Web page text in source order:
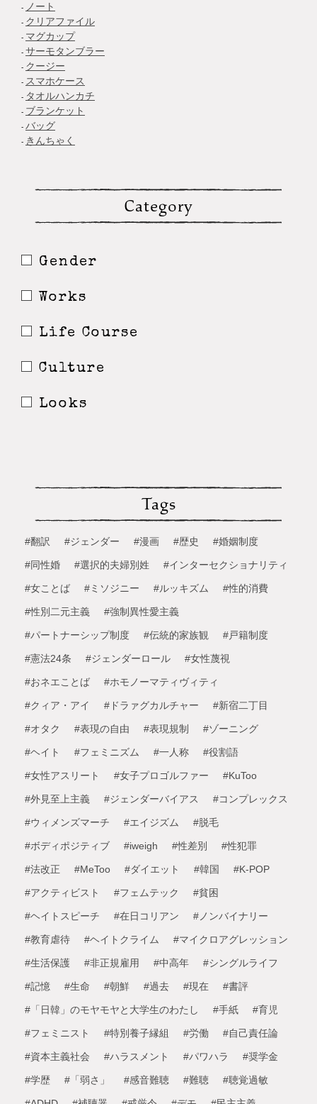
ノート
クリアファイル
マグカップ
サーモタンブラー
クージー
スマホケース
タオルハンカチ
ブランケット
バッグ
きんちゃく
Category
Gender
Works
Life Course
Culture
Looks
Tags
#翻訳 #ジェンダー #漫画 #歴史 #婚姻制度
#同性婚 #選択的夫婦別姓 #インターセクショナリティ
#女ことば #ミソジニー #ルッキズム #性的消費
#性別二元主義 #強制異性愛主義
#パートナーシップ制度 #伝統的家族観 #戸籍制度
#憲法24条 #ジェンダーロール #女性蔑視
#おネエことば #ホモノーマティヴィティ
#クィア・アイ #ドラァグカルチャー #新宿二丁目
#オタク #表現の自由 #表現規制 #ゾーニング
#ヘイト #フェミニズム #一人称 #役割語
#女性アスリート #女子プロゴルファー #KuToo
#外見至上主義 #ジェンダーバイアス #コンプレックス
#ウィメンズマーチ #エイジズム #脱毛
#ボディポジティブ #iweigh #性差別 #性犯罪
#法改正 #MeToo #ダイエット #韓国 #K-POP
#アクティビスト #フェムテック #貧困
#ヘイトスピーチ #在日コリアン #ノンバイナリー
#教育虐待 #ヘイトクライム #マイクロアグレッション
#生活保護 #非正規雇用 #中高年 #シングルライフ
#記憶 #生命 #朝鮮 #過去 #現在 #書評
#「日韓」のモヤモヤと大学生のわたし #手紙 #育児
#フェミニスト #特別養子縁組 #労働 #自己責任論
#資本主義社会 #ハラスメント #パワハラ #奨学金
#学歴 #「弱さ」 #感音難聴 #難聴 #聴覚過敏